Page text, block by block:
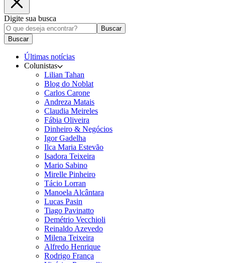
Digite sua busca
Buscar
Buscar
Últimas notícias
Colunistas
Lilian Tahan
Blog do Noblat
Carlos Carone
Andreza Matais
Claudia Meireles
Fábia Oliveira
Dinheiro & Negócios
Igor Gadelha
Ilca Maria Estevão
Isadora Teixeira
Mario Sabino
Mirelle Pinheiro
Tácio Lorran
Manoela Alcântara
Lucas Pasin
Tiago Pavinatto
Demétrio Vecchioli
Reinaldo Azevedo
Milena Teixeira
Alfredo Henrique
Rodrigo França